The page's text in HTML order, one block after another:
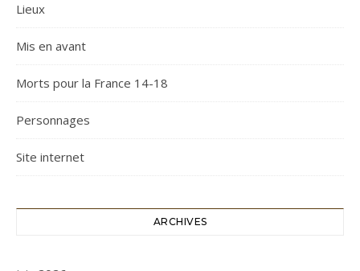
Lieux
Mis en avant
Morts pour la France 14-18
Personnages
Site internet
ARCHIVES